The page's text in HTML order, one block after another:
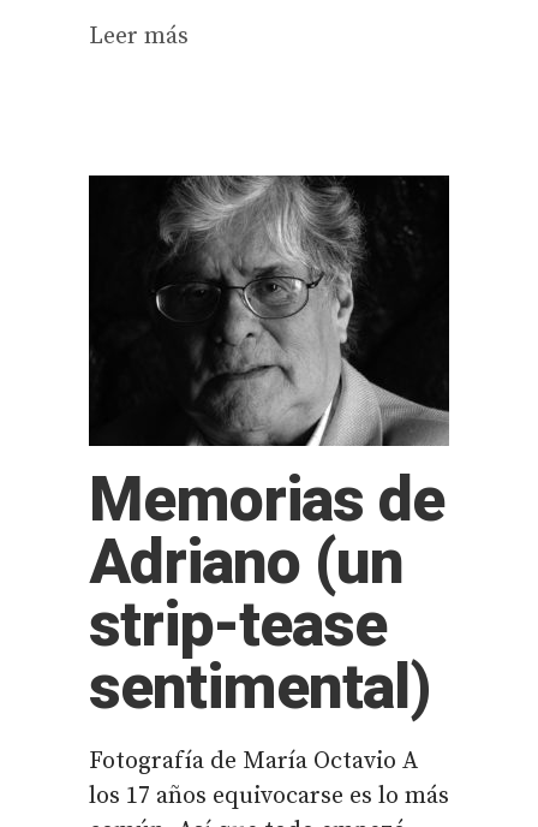
Leer más
Memorias de
Adriano (un
strip-tease
sentimental)
Fotografía de María Octavio A
los 17 años equivocarse es lo más